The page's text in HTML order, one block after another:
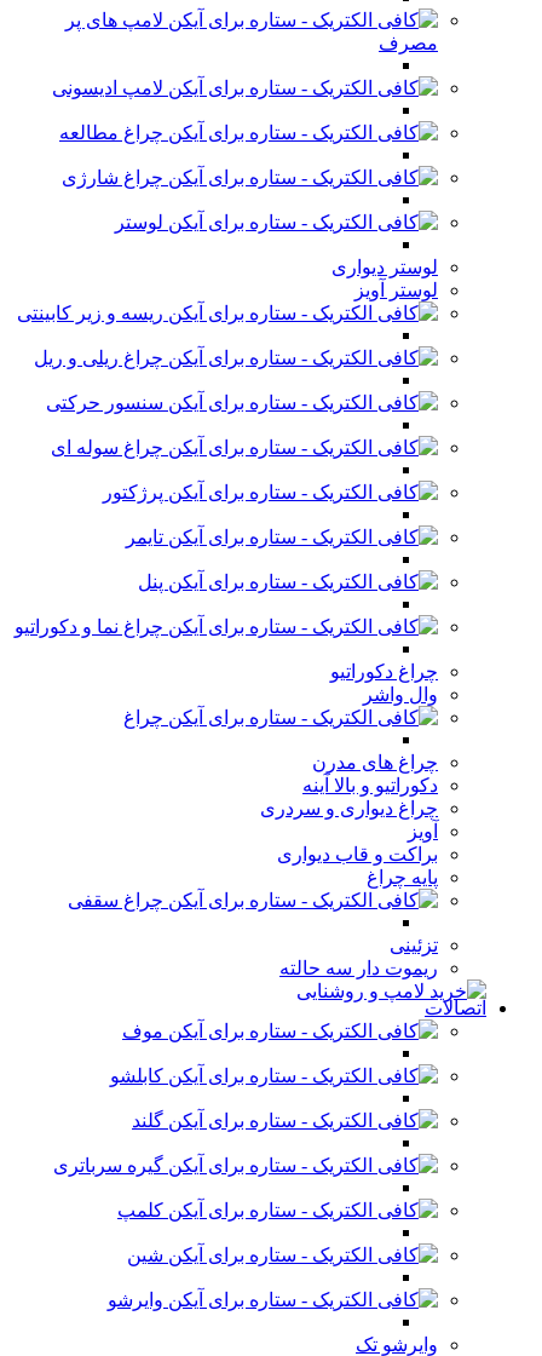
لامپ های پر
مصرف
لامپ ادیسونی
چراغ مطالعه
چراغ شارژی
لوستر
لوستر دیواری
لوستر آویز
ریسه و زیر کابینتی
چراغ ریلی و ریل
سنسور حرکتی
چراغ سوله ای
پرژکتور
تایمر
پنل
چراغ نما و دکوراتیو
چراغ دکوراتیو
وال واشر
چراغ
چراغ های مدرن
دکوراتیو و بالا آینه
چراغ دیواری و سردری
آویز
براکت و قاب دیواری
پایه چراغ
چراغ سقفی
تزئینی
ریموت دار سه حالته
اتصالات
موف
کابلشو
گلند
گیره سرباتری
کلمپ
شین
وایرشو
وایرشو تک